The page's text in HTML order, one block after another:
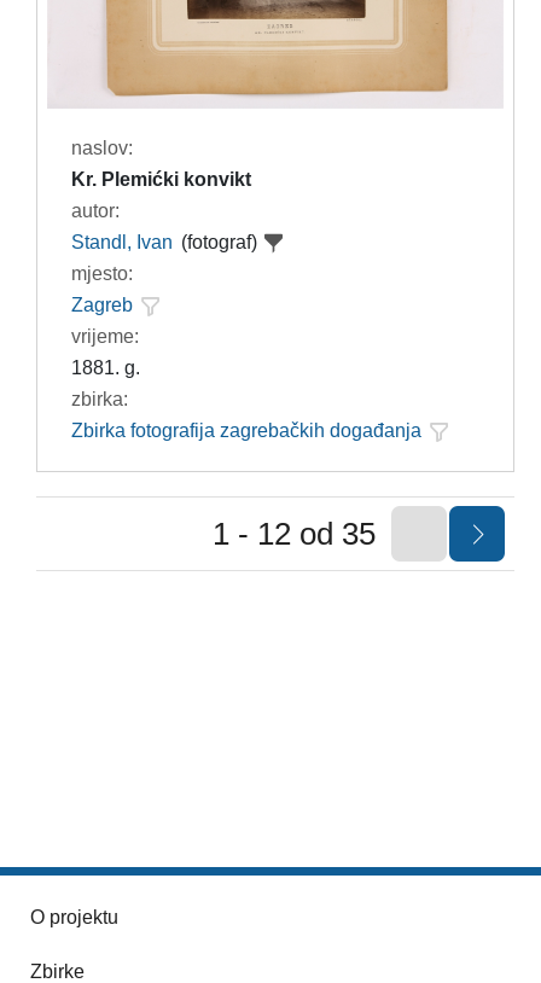
naslov:
Kr. Plemićki konvikt
autor:
Standl, Ivan (fotograf)
mjesto:
Zagreb
vrijeme:
1881. g.
zbirka:
Zbirka fotografija zagrebačkih događanja
1 - 12 od 35
O projektu
Zbirke